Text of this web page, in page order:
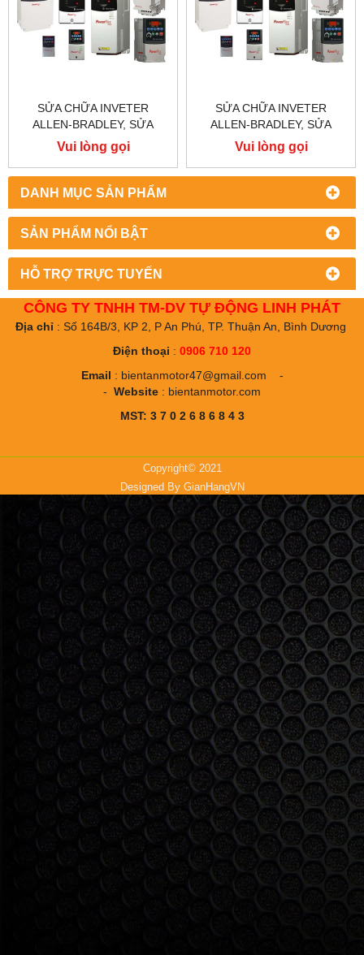
DANH MỤC SẢN PHẨM
SẢN PHẨM NỔI BẬT
HỖ TRỢ TRỰC TUYẾN
SỬA CHỮA INVETER
ALLEN-BRADLEY, SỬA
CHỮA ALLEN-BRADLEY
POWER FLEX 753
Vui lòng gọi
SỬA CHỮA INVETER
ALLEN-BRADLEY, SỬA
CHỮA ALLEN-BRADLEY
POWER FLEX 700S
Vui lòng gọi
CÔNG TY TNHH TM-DV TỰ ĐỘNG LINH PHÁT
Địa chỉ: Số 164B/3, KP 2, P An Phú, TP. Thuận An, Bình Dương
Điện thoại : 0906 710 120
Email : bientanmotor47@gmail.com -
- Website : bientanmotor.com
MST: 3 7 0 2 6 8 6 8 4 3
Copyright© 2021
Designed By GianHangVN